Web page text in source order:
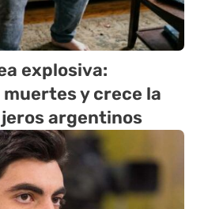
explosiva:
y crece la
argentinos